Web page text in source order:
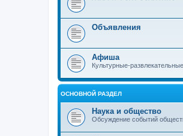
Объявления
Афиша
Культурные-
ОСНОВНОЙ РАЗДЕЛ
Наука и общество
Обсуждение событий